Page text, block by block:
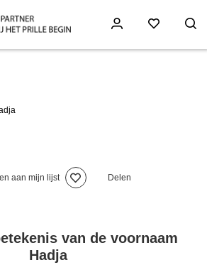
aan mijn lijst Delen
van de voornaam
Hadja